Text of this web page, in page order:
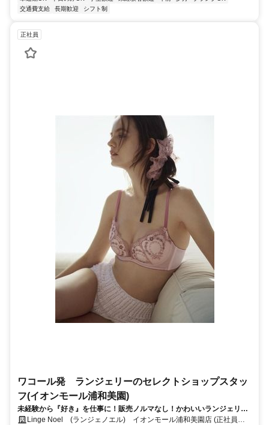
交通費支給
長期歓迎 シフト制
正社員
ワコール発 ランジェリーのセレクトショップスタッ
フ(イオンモール浦和美園)
未経験から『好き』を仕事に！販売ノルマなし！かわいいランジェリー
を社割でゲット！
Linge Noel (ランジェノエル) イオンモール浦和美園店 (正社員募